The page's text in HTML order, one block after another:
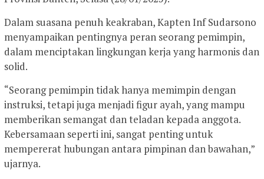
Dalam suasana penuh keakraban, Kapten Inf Sudarsono
menyampaikan pentingnya peran seorang pemimpin,
dalam menciptakan lingkungan kerja yang harmonis dan
solid.
“Seorang pemimpin tidak hanya memimpin dengan
instruksi, tetapi juga menjadi figur ayah, yang mampu
memberikan semangat dan teladan kepada anggota.
Kebersamaan seperti ini, sangat penting untuk
mempererat hubungan antara pimpinan dan bawahan,”
ujarnya.